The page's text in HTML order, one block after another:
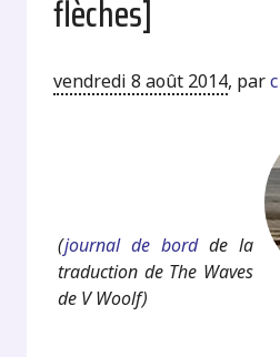
flèches]
vendredi 8 août 2014, par
(journal de bordde la
traduction de The Waves
de V Woolf)